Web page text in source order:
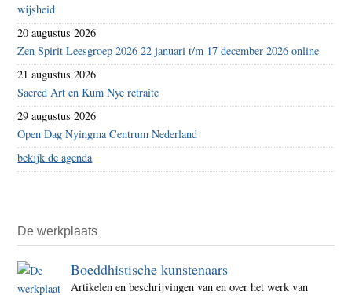
wijsheid
20 augustus 2026
Zen Spirit Leesgroep 2026 22 januari t/m 17 december 2026 online
21 augustus 2026
Sacred Art en Kum Nye retraite
29 augustus 2026
Open Dag Nyingma Centrum Nederland
bekijk de agenda
De werkplaats
Boeddhistische kunstenaars
Artikelen en beschrijvingen van en over het werk van